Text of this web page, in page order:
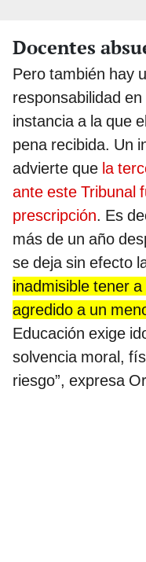
Docentes
Pero también hay
responsabilidad
instancia a la que
pena recibida. Un
advierte que la
ante este Tribunal
prescripción. Es
más de un año
se deja sin efecto
inadmisible tener
agredido a un
Educación exige
solvencia moral,
riesgo”, expresa